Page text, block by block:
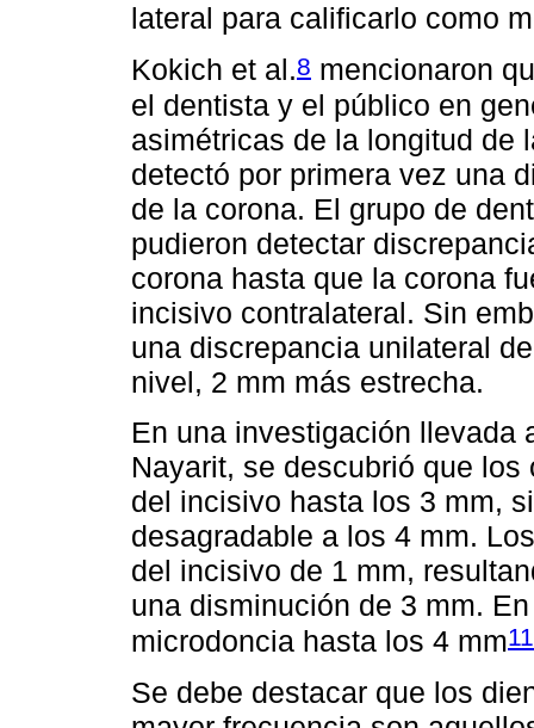
lateral para calificarlo como
Kokich et al.8 mencionaron
el dentista y el público en
asimétricas de la longitud de
detectó por primera vez una
de la corona. El grupo de
pudieron detectar
corona hasta que la corona
incisivo contralateral. Sin
una discrepancia unilateral
nivel, 2 mm más estrecha.
En una investigación llevada
Nayarit, se descubrió que
del incisivo hasta los 3 mm,
desagradable a los 4 mm.
del incisivo de 1 mm,
una disminución de 3 mm.
microdoncia hasta los 4 mm11
Se debe destacar que los